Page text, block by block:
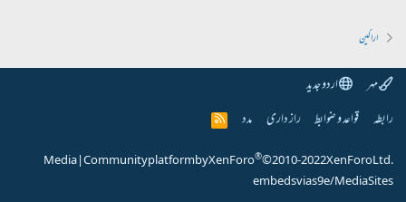
اراکین
مہر
اردو جدید
رابطہ قواعد و ضوابط راز داری مدد
R
S
Community platform by XenForo®© 2010-2022 XenForo Ltd.
|
Media
embeds via s9e/MediaSites